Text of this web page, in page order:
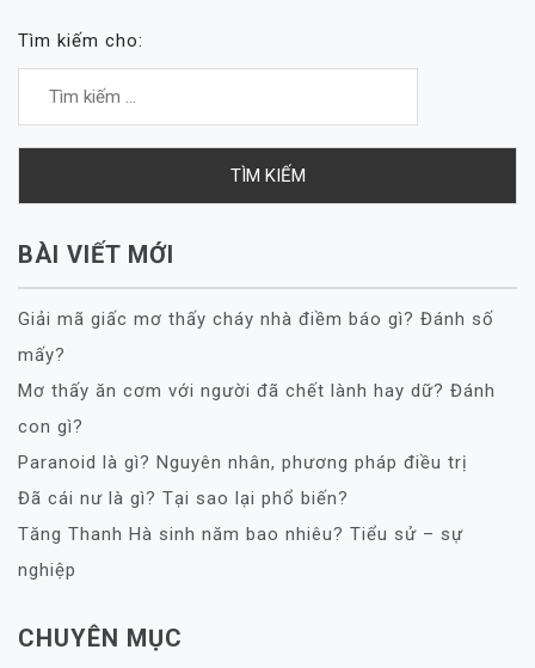
Tìm kiếm cho:
BÀI VIẾT MỚI
Giải mã giấc mơ thấy cháy nhà điềm báo gì? Đánh số
mấy?
Mơ thấy ăn cơm với người đã chết lành hay dữ? Đánh
con gì?
Paranoid là gì? Nguyên nhân, phương pháp điều trị
Đã cái nư là gì? Tại sao lại phổ biến?
Tăng Thanh Hà sinh năm bao nhiêu? Tiểu sử – sự
nghiệp
CHUYÊN MỤC